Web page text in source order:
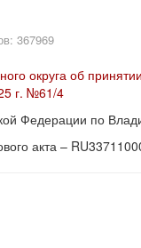
367969
округа об
г. №61/4
Федерации по
акта –